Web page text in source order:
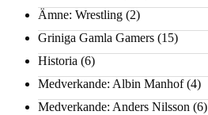
Ämne: Wrestling (2)
Griniga Gamla Gamers (15)
Historia (6)
Medverkande: Albin Manhof(4)
Medverkande: Anders Nilsson (6)